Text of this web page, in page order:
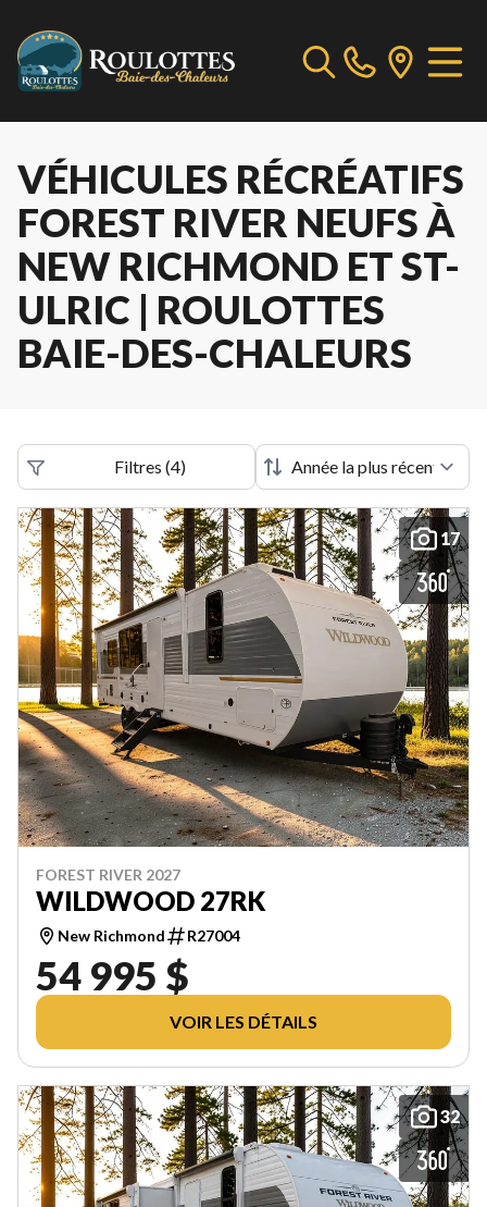
VÉHICULES RÉCRÉATIFS
FOREST RIVER NEUFS À
NEW RICHMOND ET ST-
ULRIC | ROULOTTES
BAIE-DES-CHALEURS
Filtres (4)
17
FOREST RIVER 2027
WILDWOOD 27RK
New Richmond R27004
54 995 $
VOIR LES DÉTAILS
32